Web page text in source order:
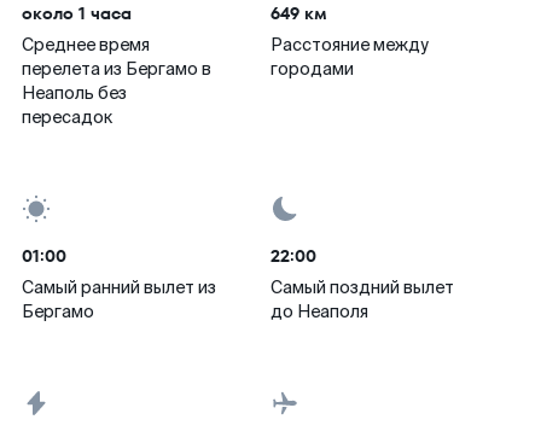
около 1 часа
Среднее время
перелета из Бергамо в
Неаполь без
пересадок
649 км
Расстояние между
городами
01:00
Самый ранний вылет из
Бергамо
22:00
Самый поздний вылет
до Неаполя